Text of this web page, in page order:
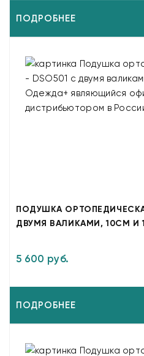
ПОДРОБНЕЕ
ПОДУШКА
ДВУМЯ ВАЛИКАМИ, 10СМ И
5 600 руб.
ПОДРОБНЕЕ